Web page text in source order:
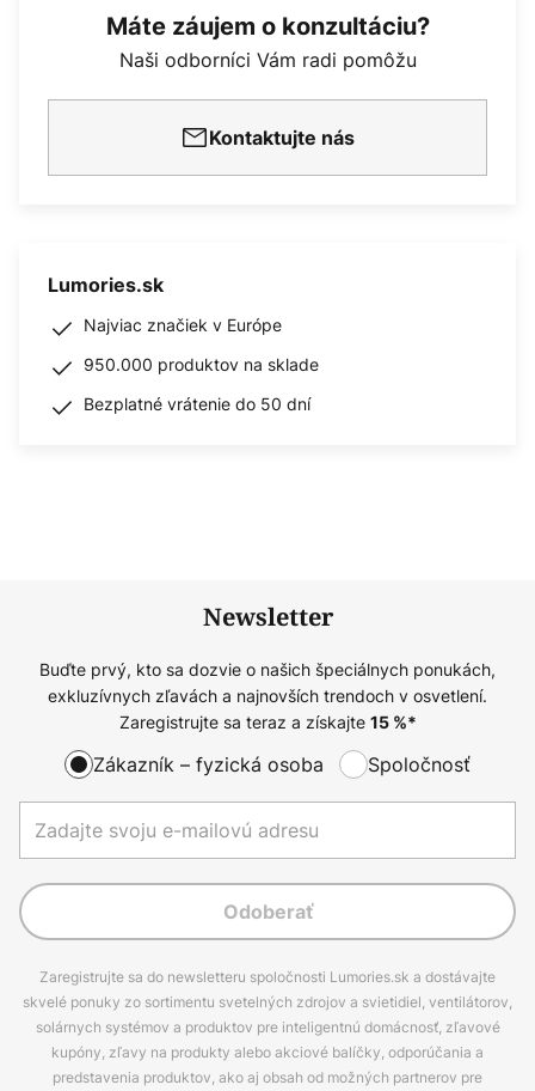
Máte záujem o konzultáciu?
Naši odborníci Vám radi pomôžu
Kontaktujte nás
Lumories.sk
Najviac značiek v Európe
950.000 produktov na sklade
Bezplatné vrátenie do 50 dní
Newsletter
Buďte prvý, kto sa dozvie o našich špeciálnych ponukách,
exkluzívnych zľavách a najnovších trendoch v osvetlení.
Zaregistrujte sa teraz a získajte 15%*
Zákazník – fyzická osoba Spoločnosť
Odoberať
Zaregistrujte sa do newsletteru spoločnosti Lumories.sk a dostávajte
skvelé ponuky zo sortimentu svetelných zdrojov a svietidiel, ventilátorov,
solárnych systémov a produktov pre inteligentnú domácnosť, zľavové
kupóny, zľavy na produkty alebo akciové balíčky, odporúčania a
predstavenia produktov, ako aj obsah od možných partnerov pre